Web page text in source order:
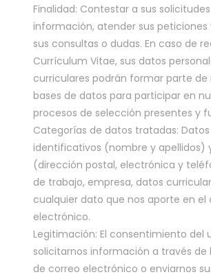
Finalidad: Contestar a sus
información, atender sus peticiones
sus consultas o dudas. En caso de
Currículum Vitae, sus datos
curriculares podrán formar parte de
bases de datos para participar en
procesos de selección presentes y
Categorías de datos tratadas: Datos
identificativos (nombre y apellidos)
(dirección postal, electrónica y
de trabajo, empresa, datos
cualquier dato que nos aporte en el
electrónico.
Legitimación: El consentimiento del
solicitarnos información a través de
de correo electrónico o enviarnos